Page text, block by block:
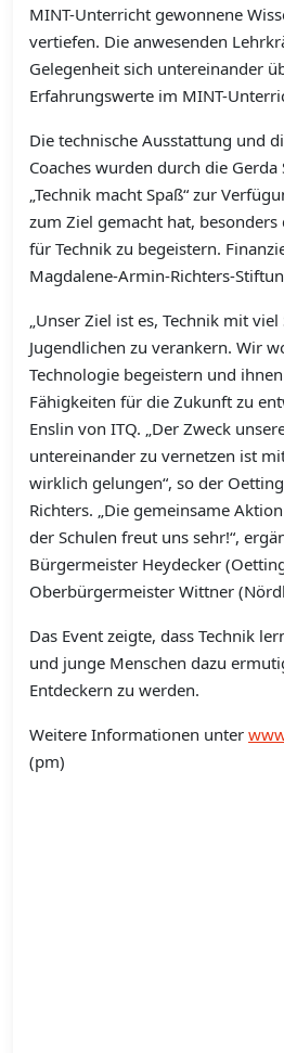
MINT-Unterricht gewonnene
vertiefen. Die anwesenden
Gelegenheit sich untereinander
Erfahrungswerte im MINT-
Die technische Ausstattung und
Coaches wurden durch die
„Technik macht Spaß“ zur
zum Ziel gemacht hat,
für Technik zu begeistern.
Magdalene-Armin-Richters-
„Unser Ziel ist es, Technik mit viel
Jugendlichen zu verankern. Wir
Technologie begeistern und
Fähigkeiten für die Zukunft zu
Enslin von ITQ. „Der Zweck
untereinander zu vernetzen ist
wirklich gelungen“, so der
Richters. „Die gemeinsame
der Schulen freut uns sehr!“,
Bürgermeister Heydecker
Oberbürgermeister Wittner
Das Event zeigte, dass Technik
und junge Menschen dazu
Entdeckern zu werden.
Weitere Informationen unter
(pm)